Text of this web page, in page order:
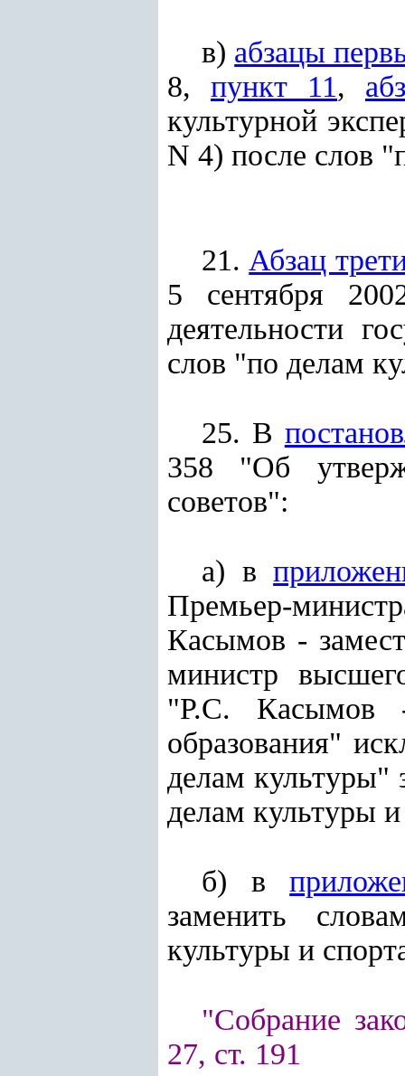
в) абзацы
8, пункт 11,
культурной
N 4) после слов
21. Абзац
5 сентября
деятельности
слов "по делам
25. В
358 "Об
советов":
а) в
Премьер-
Касымов -
министр
"Р.С. Касымов -
образования"
делам
делам культуры
б) в
заменить
культуры и
"Собрание
27, ст. 191